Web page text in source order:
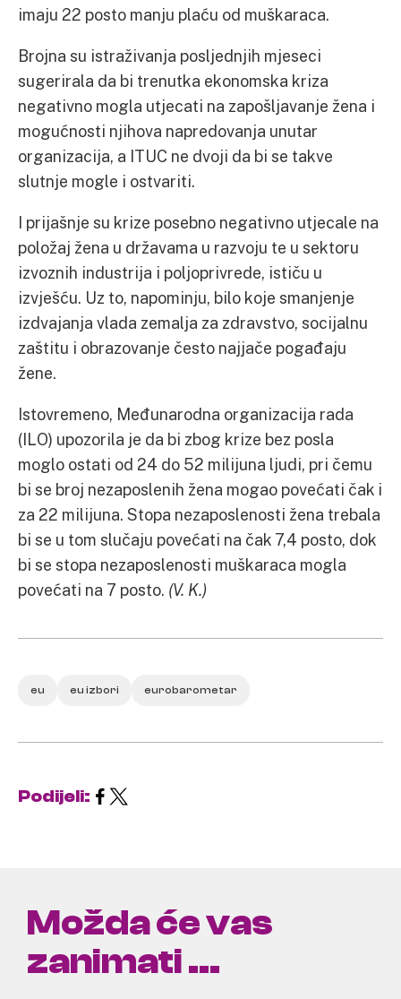
imaju 22 posto manju plaću od muškaraca.
Brojna su istraživanja posljednjih mjeseci
sugerirala da bi trenutka ekonomska kriza
negativno mogla utjecati na zapošljavanje žena i
mogućnosti njihova napredovanja unutar
organizacija, a ITUC ne dvoji da bi se takve
slutnje mogle i ostvariti.
I prijašnje su krize posebno negativno utjecale na
položaj žena u državama u razvoju te u sektoru
izvoznih industrija i poljoprivrede, ističu u
izvješću. Uz to, napominju, bilo koje smanjenje
izdvajanja vlada zemalja za zdravstvo, socijalnu
zaštitu i obrazovanje često najjače pogađaju
žene.
Istovremeno, Međunarodna organizacija rada
(ILO) upozorila je da bi zbog krize bez posla
moglo ostati od 24 do 52 milijuna ljudi, pri čemu
bi se broj nezaposlenih žena mogao povećati čak i
za 22 milijuna. Stopa nezaposlenosti žena trebala
bi se u tom slučaju povećati na čak 7,4 posto, dok
bi se stopa nezaposlenosti muškaraca mogla
povećati na 7 posto. (V. K.)
eu eu izbori eurobarometar
Podijeli:
Možda će vas
zanimati ...